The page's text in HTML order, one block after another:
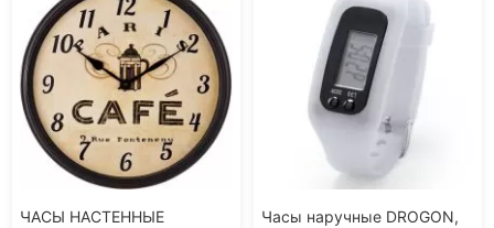
ЧАСЫ НАСТЕННЫЕ
Часы наручные DROGON,